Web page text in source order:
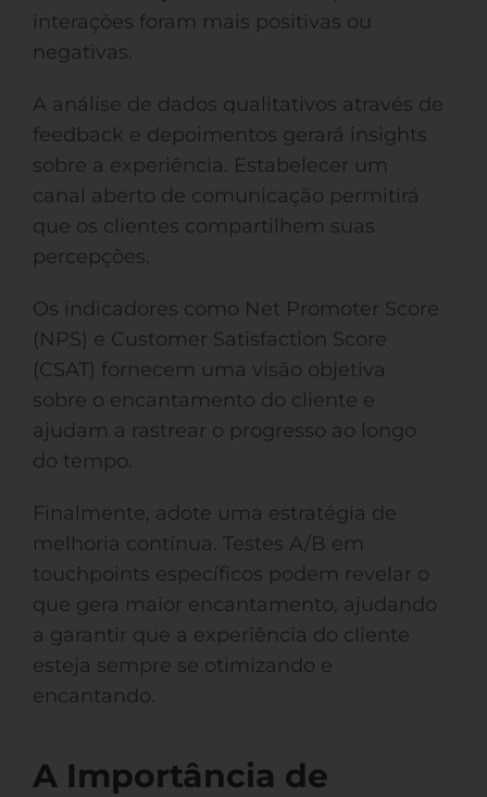
interações foram mais positivas ou
negativas.
A análise de dados qualitativos através de
feedback e depoimentos gerará insights
sobre a experiência. Estabelecer um
canal aberto de comunicação permitirá
que os clientes compartilhem suas
percepções.
Os indicadores como Net Promoter Score
(NPS) e Customer Satisfaction Score
(CSAT) fornecem uma visão objetiva
sobre o encantamento do cliente e
ajudam a rastrear o progresso ao longo
do tempo.
Finalmente, adote uma estratégia de
melhoria contínua. Testes A/B em
touchpoints específicos podem revelar o
que gera maior encantamento, ajudando
a garantir que a experiência do cliente
esteja sempre se otimizando e
encantando.
A Importância de